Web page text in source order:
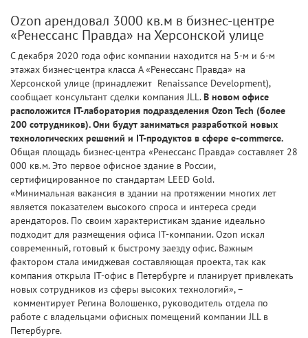
Ozon арендовал 3000 кв.м в бизнес-центре
«Ренессанс Правда» на Херсонской улице
С декабря 2020 года офис компании находится на 5-м и 6-м
этажах бизнес-центра класса А «Ренессанс Правда» на
Херсонской улице (принадлежит Renaissance Development),
сообщает консультант сделки компания JLL.В новом офисе
расположится IT-лаборатория подразделения Ozon Tech (более
200 сотрудников). Они будут заниматься разработкой новых
технологических решений и IT-продуктов в сфере e-commerce.
Общая площадь бизнес-центра «Ренессанс Правда» составляет 28
000 кв.м. Это первое офисное здание в России,
сертифицированное по стандартам LEED Gold.
«Минимальная вакансия в здании на протяжении многих лет
является показателем высокого спроса и интереса среди
арендаторов. По своим характеристикам здание идеально
подходит для размещения офиса IT-компании. Ozon искал
современный, готовый к быстрому заезду офис. Важным
фактором стала имиджевая составляющая проекта, так как
компания открыла IT-офис в Петербурге и планирует привлекать
новых сотрудников из сферы высоких технологий», –
комментирует Регина Волошенко, руководитель отдела по
работе с владельцами офисных помещений компании JLL в
Петербурге.